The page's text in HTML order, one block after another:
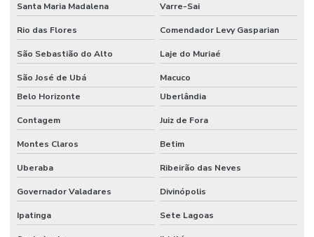
Santa Maria Madalena Varre-Sai
Rio das Flores Comendador Levy Gasparian
São Sebastião do Alto Laje do Muriaé
São José de Ubá
Macuco
Belo Horizonte
Uberlândia
Contagem Juiz de Fora
Montes Claros Betim
Uberaba Ribeirão das Neves
Governador Valadares Divinópolis
Ipatinga Sete Lagoas